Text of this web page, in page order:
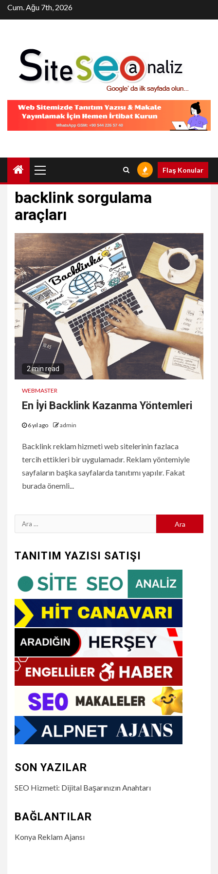
Skip
to
Cum. Ağu 7th, 2026
Menu
Flaş Konular
backlink sorgulama
araçları
2 min read
WEBMASTER
En İyi Backlink Kazanma Yöntemleri
6 yıl ago admin
Backlink reklam hizmeti web sitelerinin fazlaca
tercih ettikleri bir uygulamadır. Reklam yöntemiyle
sayfaların başka sayfalarda tanıtımı yapılır. Fakat
burada önemli...
Arama:
TANITIM YAZISI SATIŞI
SON YAZILAR
SEO Hizmeti: Dijital Başarınızın Anahtarı
BAĞLANTILAR
Konya Reklam Ajansı